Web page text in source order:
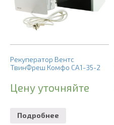
Рекуператор Вентс
ТвинФреш Комфо СА1-35-2
Цену уточняйте
Подробнее